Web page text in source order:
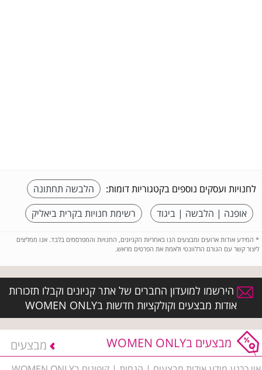
לחנויות ועסקים נוספים בקטגוריות דומות:
הלבשה תחתונה
אופנה | הלבשה | ביגוד
רשימת חנויות בקרית ביאליק
* המידע אודות ארועים ומבצעים הנו באחריות הקניונים, החנויות והמפרסמים בלבד. אנו ממליצים
ליצור קשר עם הגורם הרלוונטי ולאמת את הפרטים מראש.
הירשמו למועדון החברים של אתר קניונים וקבלו תזכורות
אודות מבצעים וקולקציות חדשות בWOMEN ONLY
מבצעים בWOMEN ONLY מבצעים